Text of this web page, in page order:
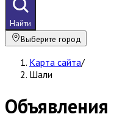
Найти
Выберите город
Карта сайта/
Шали